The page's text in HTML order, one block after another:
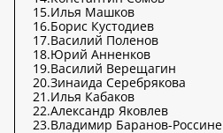
15.Илья Машков
16.Борис Кустодиев
17.Василий Поленов
18.Юрий Анненков
19.Василий Верещагин
20.Зинаида Серебрякова
21.Илья Кабаков
22.Александр Яковлев
23.Владимир Баранов-Россине